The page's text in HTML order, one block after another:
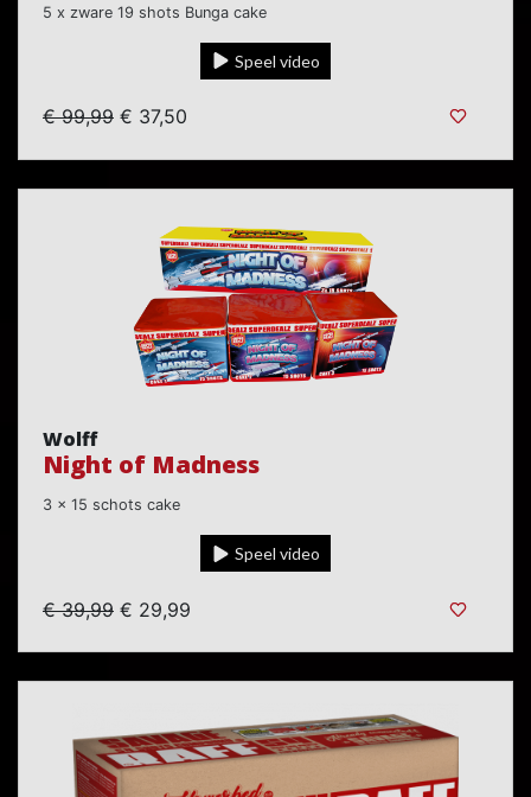
5 x zware 19 shots Bunga cake
Speel video
€ 99,99 € 37,50
Wolff
Night of Madness
3 x 15 schots cake
Speel video
€ 39,99 € 29,99